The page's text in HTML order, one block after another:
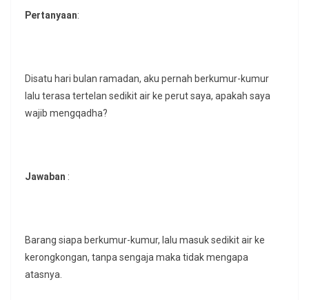
Pertanyaan:
Disatu hari bulan ramadan, aku pernah berkumur-kumur
lalu terasa tertelan sedikit air ke perut saya, apakah saya
wajib mengqadha?
Jawaban :
Barang siapa berkumur-kumur, lalu masuk sedikit air ke
kerongkongan, tanpa sengaja maka tidak mengapa
atasnya.